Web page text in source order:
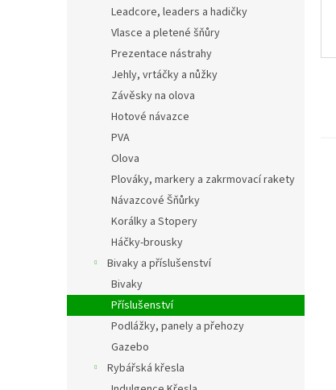
Leadcore, leaders a hadičky
Vlasce a pletené šňůry
Prezentace nástrahy
Jehly, vrtáčky a nůžky
Závěsky na olova
Hotové návazce
PVA
Olova
Plováky, markery a zakrmovací rakety
Návazcové Šňůrky
Korálky a Stopery
Háčky-brousky
Bivaky a příslušenství
Bivaky
Příslušenství
Podlážky, panely a přehozy
Gazebo
Rybářská křesla